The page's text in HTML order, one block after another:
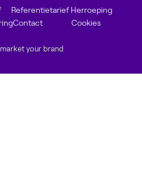
Referentietarief Herroeping
Contact Cookies
your brand